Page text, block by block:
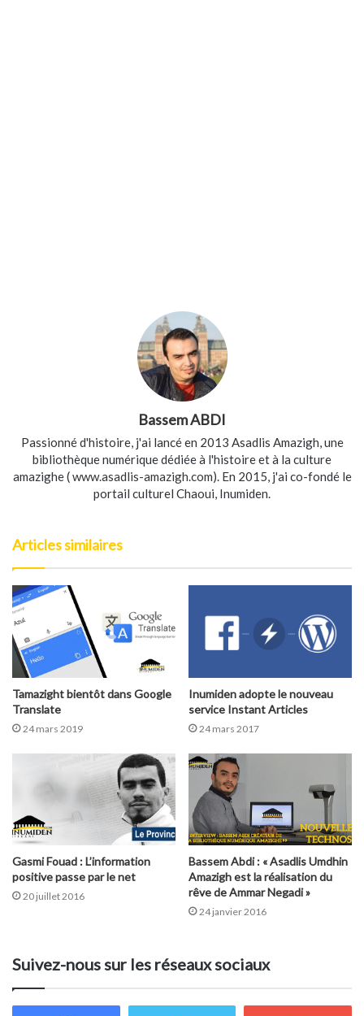
Bassem ABDI
Passionné d'histoire, j'ai lancé en 2013 Asadlis Amazigh, une
bibliothèque numérique dédiée à l'histoire et à la culture
amazighe (www.asadlis-amazigh.com). En 2015, j'ai co-fondé le
portail culturel Chaoui, Inumiden.
Articles similaires
Tamazight bientôt dans Google
Translate
24 mars 2019
Inumiden adopte le nouveau
service Instant Articles
24 mars 2017
Gasmi Fouad : L’information
positive passe par le net
20 juillet 2016
Bassem Abdi : « Asadlis Umdhin
Amazigh est la réalisation du
rêve de Ammar Negadi »
24 janvier 2016
Suivez-nous sur les réseaux sociaux